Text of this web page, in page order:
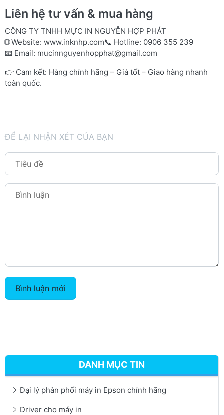
Liên hệ tư vấn & mua hàng
CÔNG TY TNHH MỰC IN NGUYỄN HỢP PHÁT
🌐 Website: www.inknhp.com📞 Hotline: 0906 355 239
📧 Email: mucinnguyenhopphat@gmail.com
👉 Cam kết: Hàng chính hãng – Giá tốt – Giao hàng nhanh
toàn quốc.
ĐỂ LẠI NHẬN XÉT CỦA BẠN
Bình luận mới
DANH MỤC TIN
Đại lý phân phối máy in Epson chính hãng
Driver cho máy in